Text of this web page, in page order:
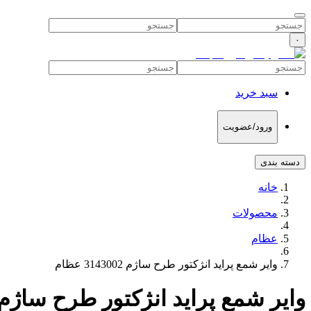
۰
سبد خرید
ورود/عضویت
دسته بندی
خانه
محصولات
عظام
وایر شمع پراید انژکتور طرح ساژم 3143002 عظام
وایر شمع پراید انژکتور طرح ساژم 3143002